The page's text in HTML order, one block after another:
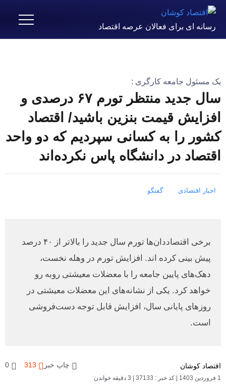
رسانه ای برای فعالان عرصه اقتصاد
یک مسئول جامعه کارگری :
سال جدید منتظر تورم ۶۷ درصدی و
افزایش قیمت بنزین باشید/ اقتصاد
کشور را به کسانی سپردیم که دو واحد
اقتصاد در دانشگاه پاس نکرده‌اند
اخبار اقتصادی گفتگو
برخی اقتصاددان‌ها تورم سال جدید را بالاتر از ۴۰ درصد
پیش بینی کرده اند. افزایش تورم در وهله نخست،
دهک‌های پایین جامعه را با معضلات معیشتی روبه رو
خواهد کرد. یکی از نشانه‌های این معضلات معیشتی در
روزهای پایانی سال، افزایش قابل توجه دست‌فروشی
است.
اقتصاد کوشان
1 فروردین 1403 | کد خبر : 37133 | 3 دقیقه خواندن
چاپ خبر 313
0